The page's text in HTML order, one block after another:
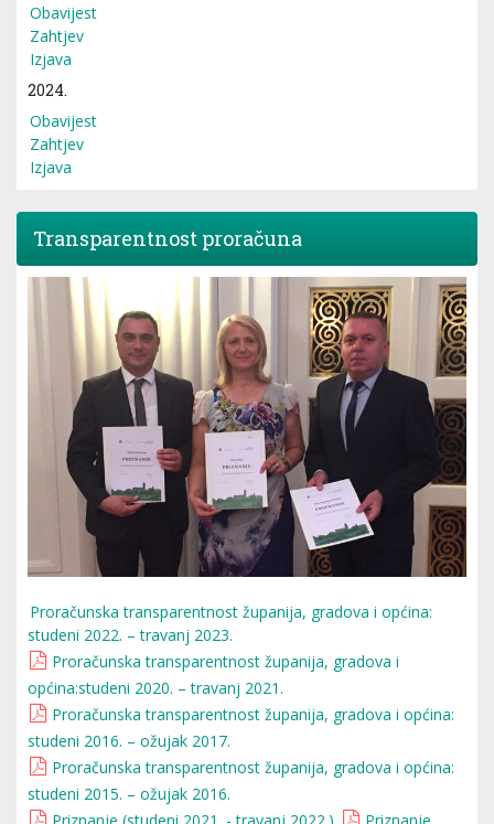
Obavijest
Zahtjev
Izjava
2024.
Obavijest
Zahtjev
Izjava
Transparentnost proračuna
Proračunska transparentnost županija, gradova i općina:
studeni 2022. – travanj 2023.
Proračunska transparentnost županija, gradova i
općina:studeni 2020. – travanj 2021.
Proračunska transparentnost županija, gradova i općina:
studeni 2016. – ožujak 2017.
Proračunska transparentnost županija, gradova i općina:
studeni 2015. – ožujak 2016.